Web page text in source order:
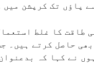
پاؤں تک کرپشن میں
طاقت کا غلط
حاصل کرتے ہیں۔
نے کہا کہ